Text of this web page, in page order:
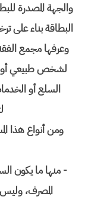
والجهة المصدرة
البطاقة بناء على
وعرفها مجمع
لشخص طبيعي أو
السلع أو
ومن أنواع هذا
- منها ما يكون
المصرف،